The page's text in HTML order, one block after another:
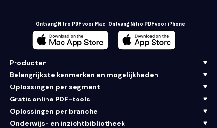
Ontvang Nitro PDF voor Mac Ontvang Nitro PDF voor iPhone
Producten
Belangrijkste kenmerken en mogelijkheden
Oplossingen per segment
Gratis online PDF-tools
Oplossingen per branche
Onderwijs- en inzichtbibliotheek